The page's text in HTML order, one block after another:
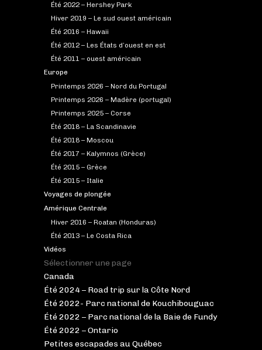
Été 2022 – Hershey Park
Hiver 2019 – Le sud ouest américain
Été 2016 – Hawaii
Été 2012 – Les États d’ouest en est
Été 2011 – ouest américain
Europe
Printemps 2026 – Nord du Portugal
Printemps 2026 – Madère (portugal)
Printemps 2025 – Corse
Été 2018 – La Scandinavie
Été 2018 – Moscou
Été 2017 – Kalymnos (Grèce)
Été 2015 – Grèce
Été 2015 – Italie
Voyages de plongée
Amérique Centrale
Hiver 2016 – Roatan (Honduras)
Été 2013 – Le Costa Rica
Vidéos
Sélectionner une page
Canada
Été 2024 – Road trip sur la Côte Nord
Été 2022- Parc national de Kouchibouguac
Été 2022 – Parc national de la Baie de Fundy
Été 2022 – Ontario
Petites escapades au Québec